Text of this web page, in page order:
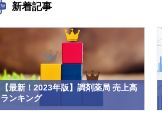
新着記事
【最新！2023年版】調剤薬局 売上高
ランキング